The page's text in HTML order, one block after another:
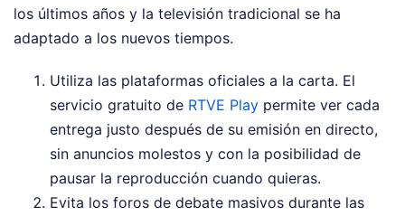
los últimos años y la televisión tradicional se ha
adaptado a los nuevos tiempos.
Utiliza las plataformas oficiales a la carta. El
servicio gratuito de RTVE Play permite ver cada
entrega justo después de su emisión en directo,
sin anuncios molestos y con la posibilidad de
pausar la reproducción cuando quieras.
Evita los foros de debate masivos durante las